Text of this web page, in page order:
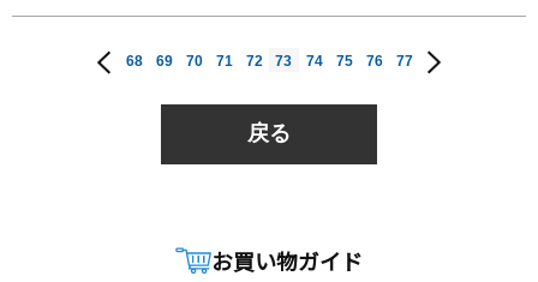
68 69 70 71 72 73 74 75 76 77
戻る
お買い物ガイド